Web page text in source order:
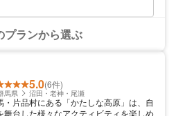
プランから選ぶ
5.0(6件)
馬県 沼田・老神・尾瀬
・片品村にある「かたしな高原」は、自
舞台した様々なアクティビティを楽しめ